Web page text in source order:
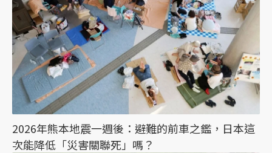
2026年熊本地震一週後：避難的前車之鑑，日本這
次能降低「災害關聯死」嗎？